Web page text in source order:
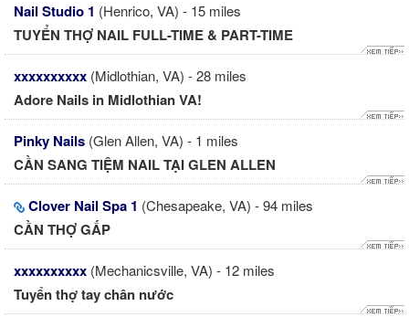
Nail Studio 1 (Henrico, VA) - 15 miles
TUYỂN THỢ NAIL FULL-TIME & PART-TIME
xxxxxxxxxx (Midlothian, VA) - 28 miles
Adore Nails in Midlothian VA!
Pinky Nails (Glen Allen, VA) - 1 miles
CẦN SANG TIỆM NAIL TẠI GLEN ALLEN
Clover Nail Spa 1 (Chesapeake, VA) - 94 miles
CẦN THỢ GẤP
xxxxxxxxxx (Mechanicsville, VA) - 12 miles
Tuyển thợ tay chân nước